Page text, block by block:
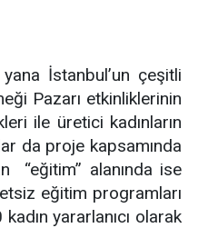
İstanbul’un çeşitli
Pazarı etkinliklerinin
ile üretici kadınların
da proje kapsamında
“eğitim” alanında ise
eğitim programları
yararlanıcı olarak